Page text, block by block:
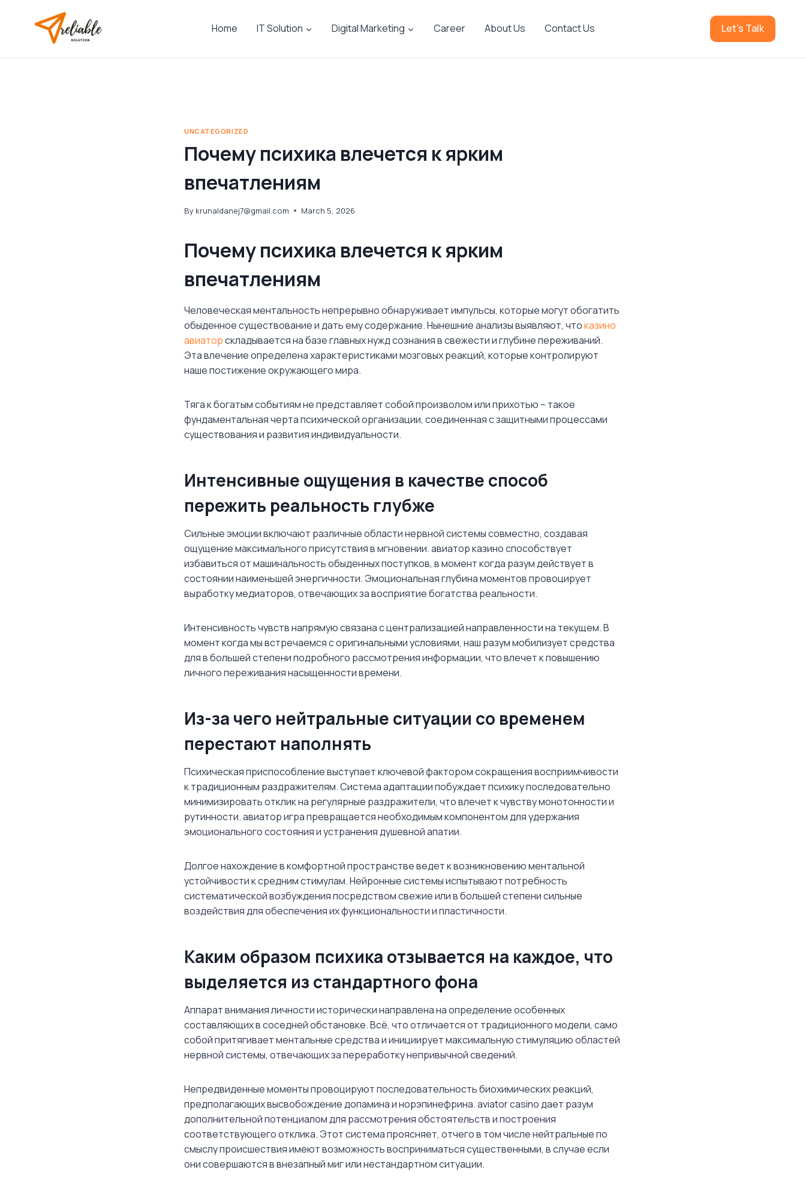
Home IT Solution Digital Marketing Career About Us Contact Us Let's Talk
UNCATEGORIZED
Почему психика влечется к ярким
впечатлениям
By krunaldanej7@gmail.com March 5, 2026
Почему психика влечется к ярким
впечатлениям
Человеческая ментальность непрерывно обнаруживает импульсы, которые могут обогатить
обыденное существование и дать ему содержание. Нынешние анализы выявляют, чтоказино
авиаторскладывается на базе главных нужд сознания в свежести и глубине переживаний.
Эта влечение определена характеристиками мозговых реакций, которые контролируют
наше постижение окружающего мира.
Тяга к богатым событиям не представляет собой произволом или прихотью – такое
фундаментальная черта психической организации, соединенная с защитными процессами
существования и развития индивидуальности.
Интенсивные ощущения в качестве способ
пережить реальность глубже
Сильные эмоции включают различные области нервной системы совместно, создавая
ощущение максимального присутствия в мгновении. авиатор казино способствует
избавиться от машинальность обыденных поступков, в момент когда разум действует в
состоянии наименьшей энергичности. Эмоциональная глубина моментов провоцирует
выработку медиаторов, отвечающих за восприятие богатства реальности.
Интенсивность чувств напрямую связана с централизацией направленности на текущем. В
момент когда мы встречаемся с оригинальными условиями, наш разум мобилизует средства
для в большей степени подробного рассмотрения информации, что влечет к повышению
личного переживания насыщенности времени.
Из-за чего нейтральные ситуации со временем
перестают наполнять
Психическая приспособление выступает ключевой фактором сокращения восприимчивости
к традиционным раздражителям. Система адаптации побуждает психику последовательно
минимизировать отклик на регулярные раздражители, что влечет к чувству монотонности и
рутинности. авиатор игра превращается необходимым компонентом для удержания
эмоционального состояния и устранения душевной апатии.
Долгое нахождение в комфортной пространстве ведет к возникновению ментальной
устойчивости к средним стимулам. Нейронные системы испытывают потребность
систематической возбуждения посредством свежие или в большей степени сильные
воздействия для обеспечения их функциональности и пластичности.
Каким образом психика отзывается на каждое, что
выделяется из стандартного фона
Аппарат внимания личности исторически направлена на определение особенных
составляющих в соседней обстановке. Всё, что отличается от традиционного модели, само
собой притягивает ментальные средства и инициирует максимальную стимуляцию областей
нервной системы, отвечающих за переработку непривычной сведений.
Непредвиденные моменты провоцируют последовательность биохимических реакций,
предполагающих высвобождение допамина и норэпинефрина. aviator casino дает разум
дополнительной потенциалом для рассмотрения обстоятельств и построения
соответствующего отклика. Этот система проясняет, отчего в том числе нейтральные по
смыслу происшествия имеют возможность восприниматься существенными, в случае если
они совершаются в внезапный миг или нестандартном ситуации.